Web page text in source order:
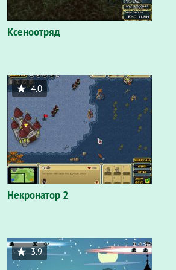
Ксеноотряд
Некронатор 2
4.0
3.9